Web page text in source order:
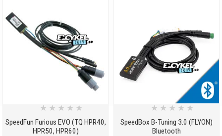
SpeedFun Furious EVO (TQ HPR40,
HPR50, HPR60)
★ ★ ★ ★ ★
SpeedBox B-Tuning 3.0 (FLYON)
Bluetooth
★ ★ ★ ★ ★